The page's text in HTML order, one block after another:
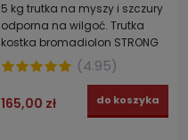
5 kg trutka na myszy i szczury
odporna na wilgoć. Trutka
kostka bromadiolon STRONG
(4.95)
165,00 zł do koszyka